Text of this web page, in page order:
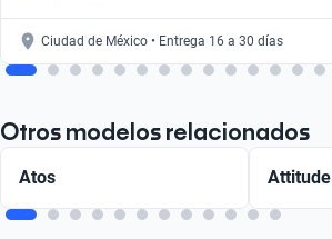
Ciudad de México • Entrega 16 a 30 días
Otros modelos relacionados
Atos Attitude